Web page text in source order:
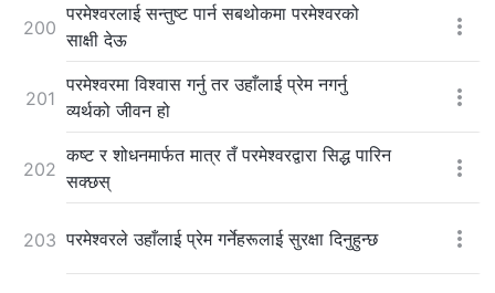
200
परमेश्‍वरलाई सन्तुष्ट पार्न सबथोकमा परमेश्‍वरको
साक्षी देऊ
201
परमेश्‍वरमा विश्‍वास गर्नु तर उहाँलाई प्रेम नगर्नु
व्यर्थको जीवन हो
202
कष्ट र शोधनमार्फत मात्र तँ परमेश्‍वरद्वारा सिद्ध पारिन
सक्छस्
203 परमेश्‍वरले उहाँलाई प्रेम गर्नेहरूलाई सुरक्षा दिनुहुन्छ